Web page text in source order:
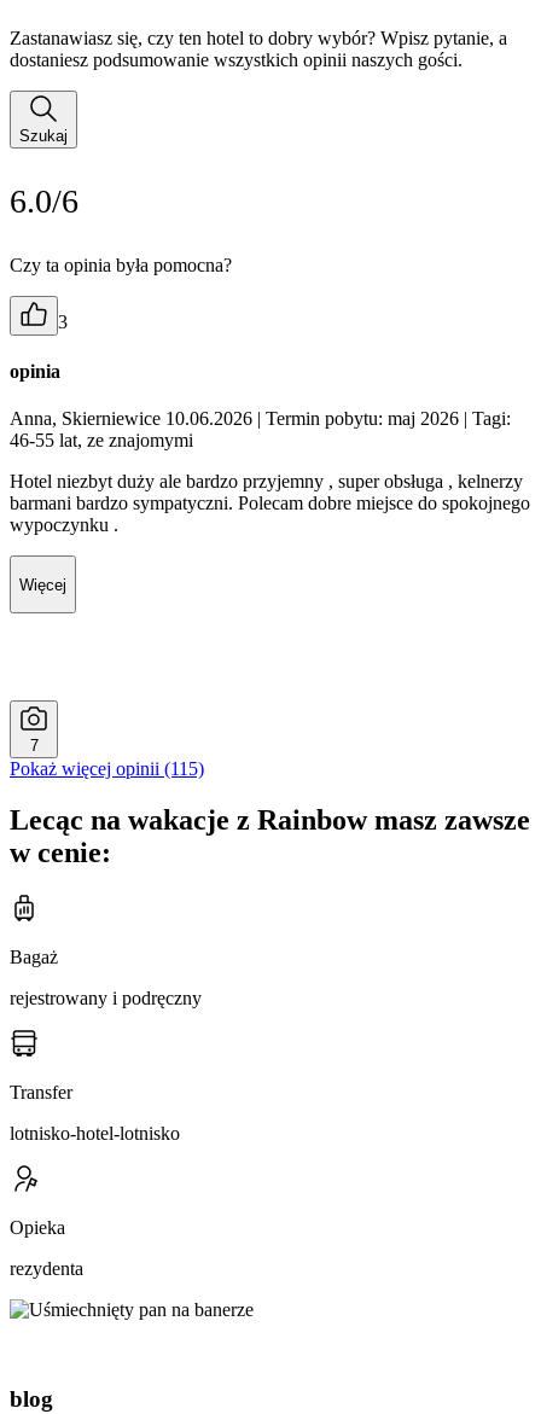
Zastanawiasz się, czy ten hotel to dobry wybór? Wpisz pytanie, a
dostaniesz podsumowanie wszystkich opinii naszych gości.
Szukaj
6.0/6
Czy ta opinia była pomocna?
3
opinia
Anna, Skierniewice 10.06.2026 | Termin pobytu: maj 2026 | Tagi:
46-55 lat, ze znajomymi
Hotel niezbyt duży ale bardzo przyjemny , super obsługa , kelnerzy
barmani bardzo sympatyczni. Polecam dobre miejsce do spokojnego
wypoczynku .
Więcej
7
Pokaż więcej opinii (115)
Lecąc na wakacje z Rainbow masz zawsze
w cenie:
Bagaż
rejestrowany i podręczny
Transfer
lotnisko-hotel-lotnisko
Opieka
rezydenta
blog